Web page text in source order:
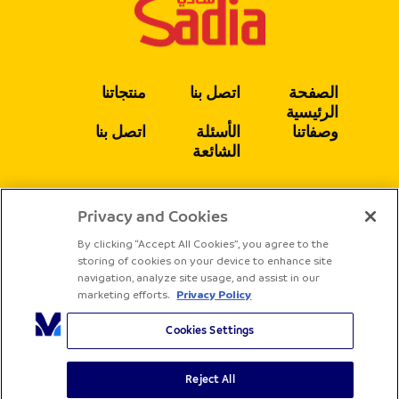
الصفحة
الرئيسية
وصفاتنا
اتصل بنا
الأسئلة
الشائعة
منتجاتنا
اتصل بنا
يتبع
جميع الحقوق محفوظة لشركة ساديا
Privacy and Cookies
By clicking “Accept All Cookies”, you agree to the
storing of cookies on your device to enhance site
navigation, analyze site usage, and assist in our
marketing efforts. Privacy Policy
Cookies Settings
Reject All